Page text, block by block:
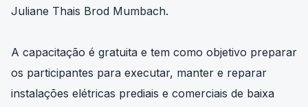
Juliane Thais Brod Mumbach.
A capacitação é gratuita e tem como objetivo preparar
os participantes para executar, manter e reparar
instalações elétricas prediais e comerciais de baixa